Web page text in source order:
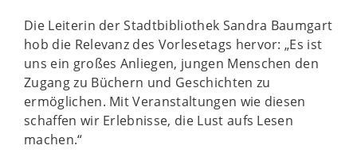
Die Leiterin der Stadtbibliothek Sandra Baumgart
hob die Relevanz des Vorlesetags hervor: „Es ist
uns ein großes Anliegen, jungen Menschen den
Zugang zu Büchern und Geschichten zu
ermöglichen. Mit Veranstaltungen wie diesen
schaffen wir Erlebnisse, die Lust aufs Lesen
machen.“